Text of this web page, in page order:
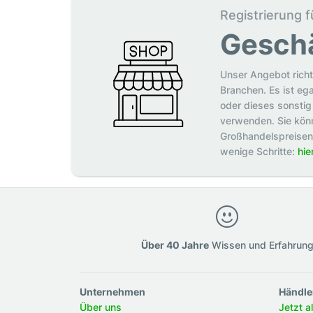
Registrierung
Unser Angebot
Branchen. Es ist
oder dieses
verwenden. Sie
wenige Schritte:
Über 40 JahreWissen und Erfahrung
Unternehmen
Über uns
Jetzt